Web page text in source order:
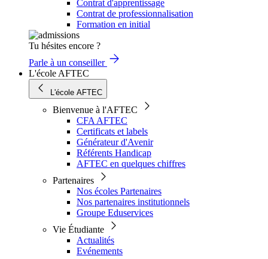
Contrat d'apprentissage
Contrat de professionnalisation
Formation en initial
Tu hésites encore ?
Parle à un conseiller
L'école AFTEC
L'école AFTEC
Bienvenue à l'AFTEC
CFA AFTEC
Certificats et labels
Générateur d'Avenir
Référents Handicap
AFTEC en quelques chiffres
Partenaires
Nos écoles Partenaires
Nos partenaires institutionnels
Groupe Eduservices
Vie Étudiante
Actualités
Evénements